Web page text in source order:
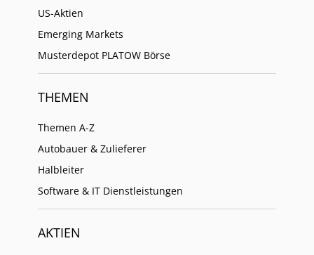
US-Aktien
Emerging Markets
Musterdepot PLATOW Börse
THEMEN
Themen A-Z
Autobauer & Zulieferer
Halbleiter
Software & IT Dienstleistungen
AKTIEN